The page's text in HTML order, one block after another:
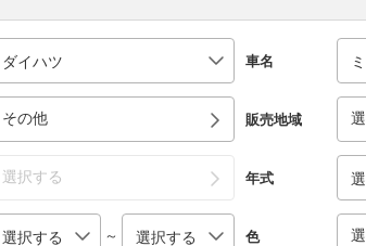
車名
その他 販売地域
選択する 年式
～ 色